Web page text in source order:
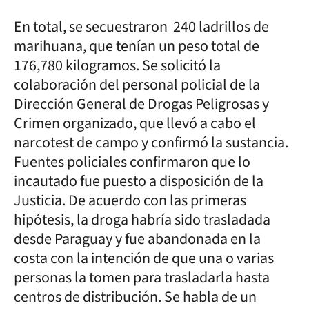
En total, se secuestraron 240 ladrillos de
marihuana, que tenían un peso total de
176,780 kilogramos. Se solicitó la
colaboración del personal policial de la
Dirección General de Drogas Peligrosas y
Crimen organizado, que llevó a cabo el
narcotest de campo y confirmó la sustancia.
Fuentes policiales confirmaron que lo
incautado fue puesto a disposición de la
Justicia. De acuerdo con las primeras
hipótesis, la droga habría sido trasladada
desde Paraguay y fue abandonada en la
costa con la intención de que una o varias
personas la tomen para trasladarla hasta
centros de distribución. Se habla de un